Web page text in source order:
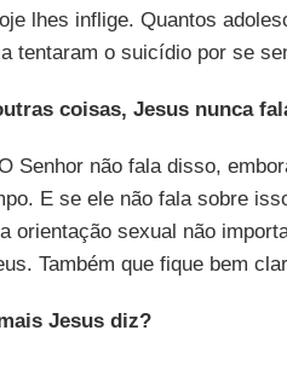
lhes inflige. Quantos
tentaram o suicídio por se
coisas, Jesus nunca
Senhor não fala disso,
E se ele não fala sobre
orientação sexual não
Também que fique bem
Jesus diz?